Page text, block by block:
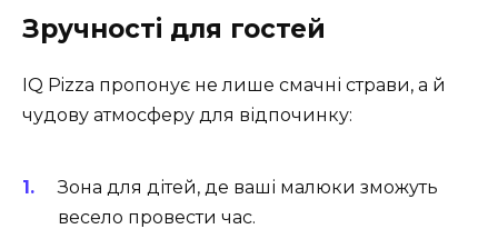
Зручності для гостей
IQ Pizza пропонує не лише смачні страви, а й
чудову атмосферу для відпочинку:
Зона для дітей, де ваші малюки зможуть
весело провести час.